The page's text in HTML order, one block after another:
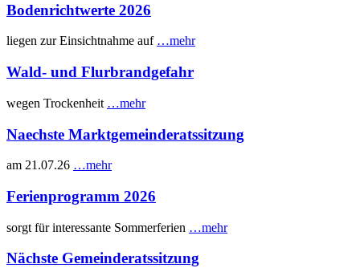
Bodenrichtwerte 2026
liegen zur Einsichtnahme auf …mehr
Wald- und Flurbrandgefahr
wegen Trockenheit …mehr
Naechste Marktgemeinderatssitzung
am 21.07.26 …mehr
Ferienprogramm 2026
sorgt für interessante Sommerferien …mehr
Nächste Gemeinderatssitzung